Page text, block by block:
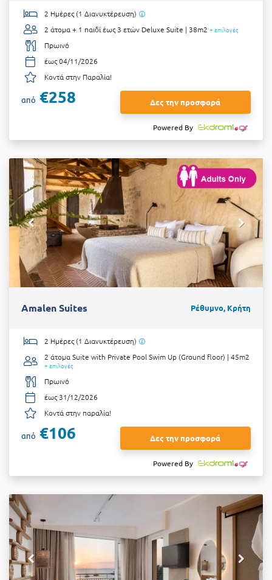
2 Ημέρες (1 Διανυκτέρευση)
2 άτομα + 1 παιδί έως 3 ετών Deluxe Suite | 38m2 + επιλογές
Πρωινό
έως 04/11/2026
Κοντά στην Παραλία!
από €258 Δες την προσφορά
Powered By
Amalen Suites Ρέθυμνο, Κρήτη
2 Ημέρες (1 Διανυκτέρευση)
2 άτομα Suite with Private Pool Swim Up (Ground floor) | 45m2
+ επιλογές
Πρωινό
έως 31/12/2026
Κοντά στην παραλία!
από €106 Δες την προσφορά
Powered By